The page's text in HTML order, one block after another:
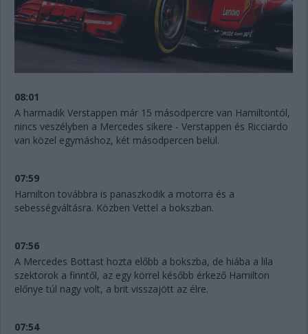
08:01
A harmadik Verstappen már 15 másodpercre van Hamiltontól,
nincs veszélyben a Mercedes sikere - Verstappen és Ricciardo
van közel egymáshoz, két másodpercen belül.
07:59
Hamilton továbbra is panaszkodik a motorra és a
sebességváltásra. Közben Vettel a bokszban.
07:56
A Mercedes Bottast hozta előbb a bokszba, de hiába a lila
szektorok a finntől, az egy körrel később érkező Hamilton
előnye túl nagy volt, a brit visszajött az élre.
07:54